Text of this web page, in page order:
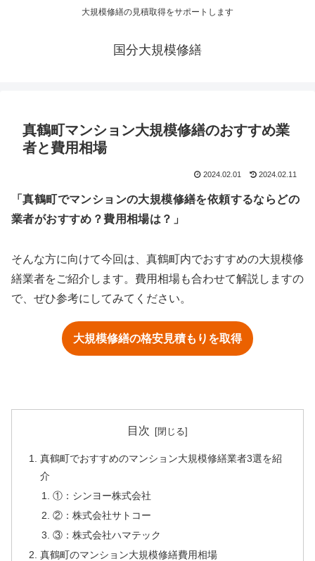
大規模修繕の見積取得をサポートします
国分大規模修繕
真鶴町マンション大規模修繕のおすすめ業
者と費用相場
2024.02.01 2024.02.11
「真鶴町でマンションの大規模修繕を依頼するならどの
業者がおすすめ？費用相場は？」
そんな方に向けて今回は、真鶴町内でおすすめの大規模修
繕業者をご紹介します。費用相場も合わせて解説しますの
で、ぜひ参考にしてみてください。
大規模修繕の格安見積もりを取得
目次
真鶴町でおすすめのマンション大規模修繕業者3選を紹
介
①：シンヨー株式会社
②：株式会社サトコー
③：株式会社ハマテック
真鶴町のマンション大規模修繕費用相場